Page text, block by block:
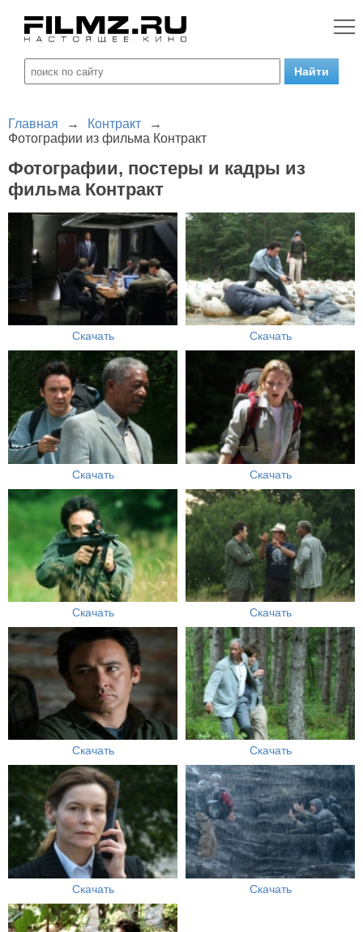
Главная → Контракт
→
Фотографии из фильма Контракт
Фотографии, постеры и кадры из
фильма Контракт
Скачать Скачать
Скачать Скачать
Скачать Скачать
Скачать Скачать
Скачать Скачать